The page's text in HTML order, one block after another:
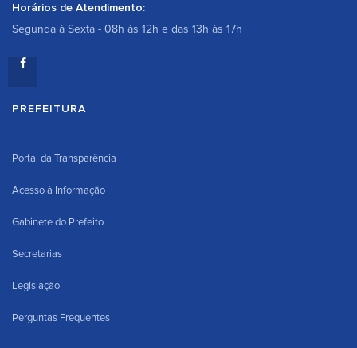
Horários de Atendimento:
Segunda à Sexta - 08h às 12h e das 13h às 17h
PREFEITURA
Portal da Transparência
Acesso à Informação
Gabinete do Prefeito
Secretarias
Legislação
Perguntas Frequentes